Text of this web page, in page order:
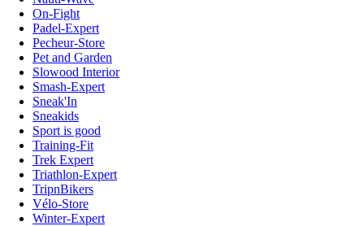
On-Fight
Padel-Expert
Pecheur-Store
Pet and Garden
Slowood Interior
Smash-Expert
Sneak'In
Sneakids
Sport is good
Training-Fit
Trek Expert
Triathlon-Expert
TripnBikers
Vélo-Store
Winter-Expert